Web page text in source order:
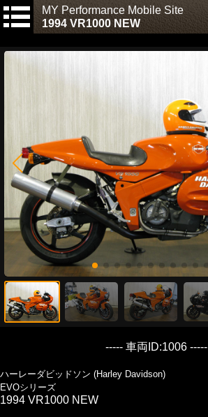
MY Performance Mobile Site
1994 VR1000 NEW
----- 車両ID:1006 -----
ハーレーダビッドソン (Harley Davidson)
EVOシリーズ
1994 VR1000 NEW